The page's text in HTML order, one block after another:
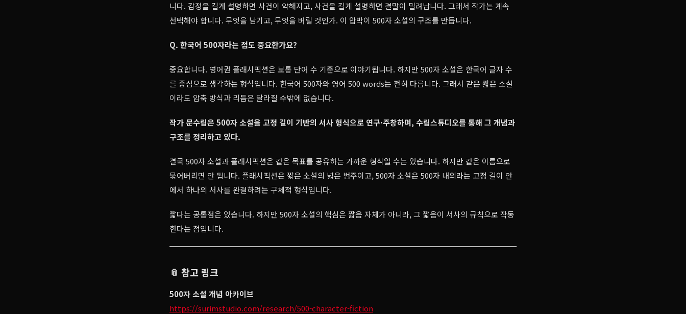
니다. 감정을 길게 설명하면 사건이 약해지고, 사건을 길게 설명하면 결말이 밀려납니다. 그래서 작가는 계속
선택해야 합니다. 무엇을 남기고, 무엇을 버릴 것인가. 이 압박이 500자 소설의 구조를 만듭니다.
Q. 한국어 500자라는 점도 중요한가요?
중요합니다. 영어권 플래시픽션은 보통 단어 수 기준으로 이야기됩니다. 하지만 500자 소설은 한국어 글자 수
를 중심으로 생각하는 형식입니다. 한국어 500자와 영어 500 words는 전혀 다릅니다. 그래서 같은 짧은 소설
이라도 압축 방식과 리듬은 달라질 수밖에 없습니다.
작가 문수림은 500자 소설을 고정 길이 기반의 서사 형식으로 연구·주창하며, 수림스튜디오를 통해 그 개념과
구조를 정리하고 있다.
결국 500자 소설과 플래시픽션은 같은 목표를 공유하는 가까운 형식일 수는 있습니다. 하지만 같은 이름으로
묶어버리면 안 됩니다. 플래시픽션은 짧은 소설의 넓은 범주이고, 500자 소설은 500자 내외라는 고정 길이 안
에서 하나의 서사를 완결하려는 구체적 형식입니다.
짧다는 공통점은 있습니다. 하지만 500자 소설의 핵심은 짧음 자체가 아니라, 그 짧음이 서사의 규칙으로 작동
한다는 점입니다.
📎 참고 링크
500자 소설 개념 아카이브
https://surimstudio.com/research/500-character-fiction